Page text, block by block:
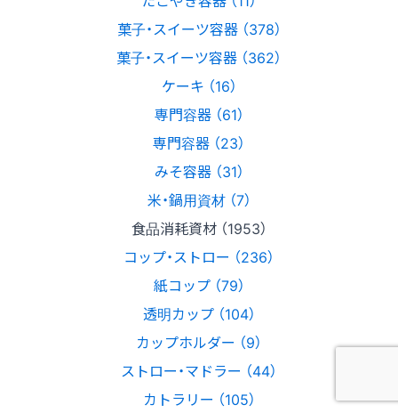
菓子・スイーツ容器 （378）
菓子・スイーツ容器 （362）
ケーキ （16）
専門容器 （61）
専門容器 （23）
みそ容器 （31）
米・鍋用資材 （7）
食品消耗資材 （1953）
コップ・ストロー （236）
紙コップ （79）
透明カップ （104）
カップホルダー （9）
ストロー・マドラー （44）
カトラリー （105）